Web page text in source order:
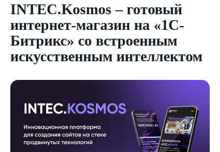
INTEC.Kosmos – готовый
интернет-магазин на «1С-
Битрикс» со встроенным
искусственным интеллектом